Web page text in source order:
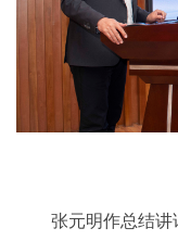
张元明作总结